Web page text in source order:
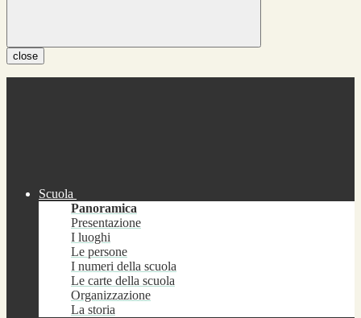
close
Scuola
Panoramica
Presentazione
I luoghi
Le persone
I numeri della scuola
Le carte della scuola
Organizzazione
La storia